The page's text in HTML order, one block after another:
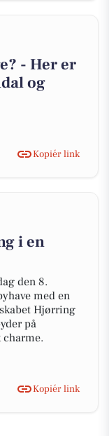
- Her er
og
Kopiér link
i en
den 8.
med en
Hjørring
på
charme.
Kopiér link